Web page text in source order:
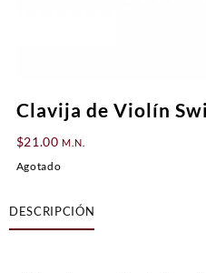
Clavija de Violín
$21.00 M.N.
Agotado
DESCRIPCIÓN